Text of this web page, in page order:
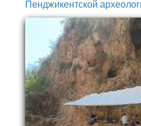
Пенджикентской